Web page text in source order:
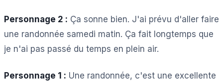
Personnage 2 : Ça sonne bien. J'ai prévu d'aller faire
une randonnée samedi matin. Ça fait longtemps que
je n'ai pas passé du temps en plein air.
Personnage 1 : Une randonnée, c'est une excellente